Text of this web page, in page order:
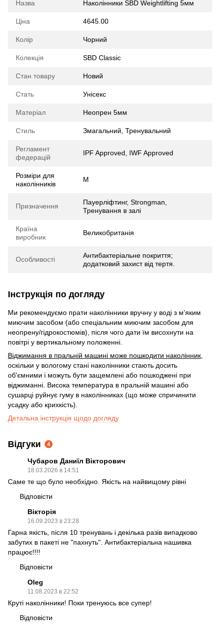
Назва Наколінники SBD Weightlifting 5мм
Ціна 4645.00
Колір Чорний
Колекція SBD Classic
Стан товару Новий
Стать Унісекс
Матеріал Неопрен 5мм
Стиль Змагальний, Тренувальний
Регламент
федерацій
IPF Approved, IWF Approved
Розміри для
наколінників
M
Призначення
Пауерліфтинг, Strongman,
Тренування в залі
Країна
виробник
Великобританія
Особливості
Антибактеріальне покриття;
додатковий захист від тертя.
Інструкція по догляду
Ми рекомендуємо прати наколінники вручну у воді з м'яким
миючим засобом (або спеціальним миючим засобом для
неопрену/гідрокостюмів), після чого дати їм висохнути на
повітрі у вертикальному положенні.
Віджимання в пральній машині може пошкодити наколінник
оскільки у вологому стані наколінники стають досить
об'ємними і можуть бути защемлені або пошкоджені при
віджиманні. Висока температура в пральній машині або
сушарці руйнує гуму в наколінниках (що може спричинити
усадку або крихкість).
Детальна інструкція щодо догляду
Відгуки 4
Чубаров Даниїл Вікторович
18.03.2026 в 14:51
Саме те що було необхідно. Якість на найвищому рівні
Відповісти
Вікторія
16.09.2023 в 23:28
Гарна якість, після 10 тренувань і декілька разів випадково
забутих в пакеті не "пахнуть". Антибактеріальна нашивка
працює!!!!
Відповісти
Oleg
11.08.2023 в 22:52
Круті наколінники! Поки тренуюсь все супер!
Відповісти